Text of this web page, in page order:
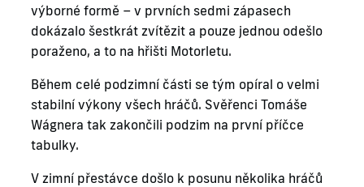
výborné formě – v prvních sedmi zápasech
dokázalo šestkrát zvítězit a pouze jednou odešlo
poraženo, a to na hřišti Motorletu.
Během celé podzimní části se tým opíral o velmi
stabilní výkony všech hráčů. Svěřenci Tomáše
Wágnera tak zakončili podzim na první příčce
tabulky.
V zimní přestávce došlo k posunu několika hráčů